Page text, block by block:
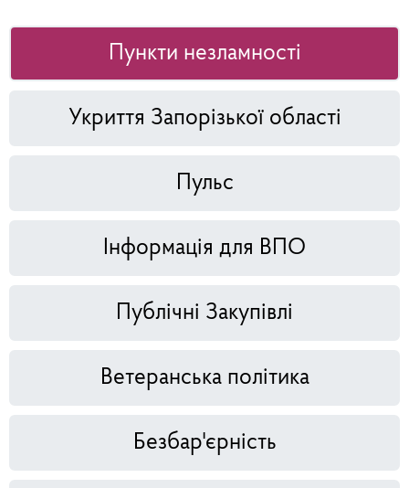
Пункти незламності
Укриття Запорізької області
Пульс
Інформація для ВПО
Публічні Закупівлі
Ветеранська політика
Безбар'єрність